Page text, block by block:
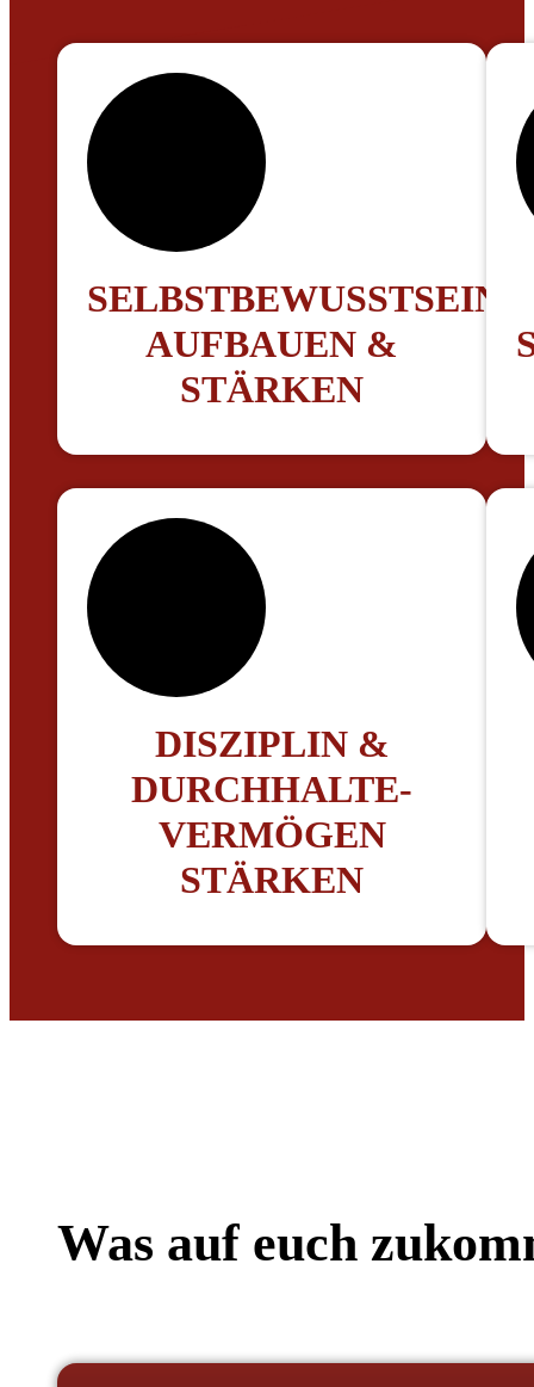
SELBSTBEWUSSTSEIN
AUFBAUEN &
STÄRKEN
DISZIPLIN &
DURCHHALTE-
VERMÖGEN
STÄRKEN
Was auf euch